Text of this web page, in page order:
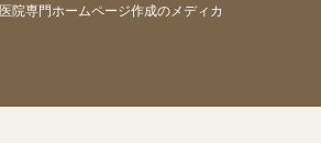
医院専門ホームページ作成のメディカ